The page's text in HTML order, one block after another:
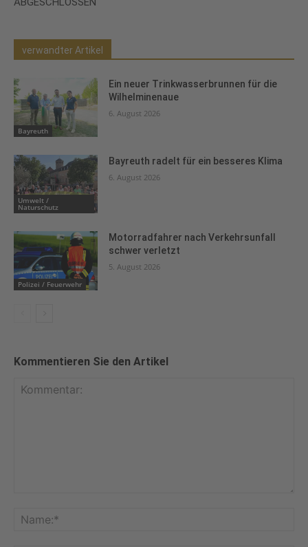
verwandter Artikel
Bayreuth
Ein neuer Trinkwasserbrunnen für die
Wilhelminenaue
6. August 2026
Umwelt /
Naturschutz
Bayreuth radelt für ein besseres Klima
6. August 2026
Polizei / Feuerwehr
Motorradfahrer nach Verkehrsunfall
schwer verletzt
5. August 2026
Kommentieren Sie den Artikel